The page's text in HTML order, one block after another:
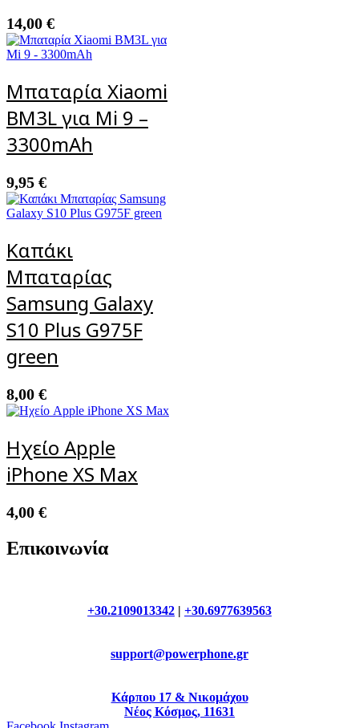
14,00 €
Μπαταρία Xiaomi
BM3L για Mi 9 –
3300mAh
9,95 €
Καπάκι
Μπαταρίας
Samsung Galaxy
S10 Plus G975F
green
8,00 €
Ηχείο Apple
iPhone XS Max
4,00 €
Επικοινωνία
+30.2109013342 +30.6977639563
support@powerphone.gr
Κάρπου 17 & Νικομάχου
Νέος Κόσμος, 11631